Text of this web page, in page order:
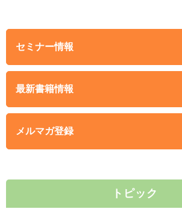
セミナー情報
最新書籍情報
メルマガ登録
トピック